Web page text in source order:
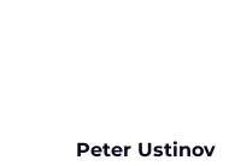
Peter Ustinov